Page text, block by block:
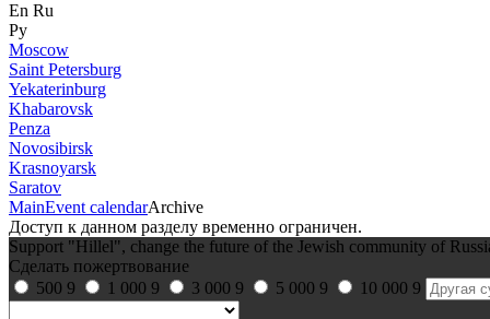
En Ru
Ру
Moscow
Saint Petersburg
Yekaterinburg
Khabarovsk
Penza
Novosibirsk
Krasnoyarsk
Saratov
MainEvent calendarArchive
Доступ к данном разделу временно ограничен.
Support "Hillel", change the future of the Jewish community of
Сделать пожертвование
500 9 1 000 9 3 000 9 5 000 9 10 000 9